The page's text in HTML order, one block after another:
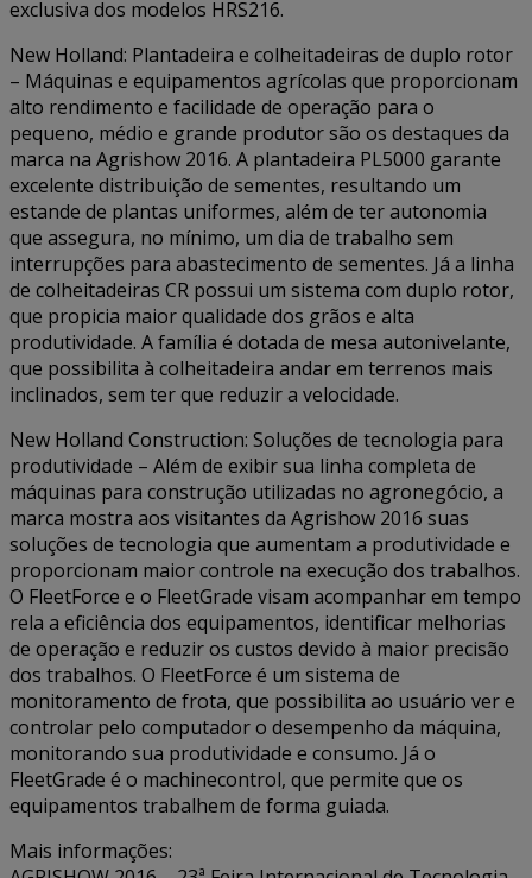
exclusiva dos modelos HRS216.
New Holland: Plantadeira e colheitadeiras de duplo rotor
– Máquinas e equipamentos agrícolas que proporcionam
alto rendimento e facilidade de operação para o
pequeno, médio e grande produtor são os destaques da
marca na Agrishow 2016. A plantadeira PL5000 garante
excelente distribuição de sementes, resultando um
estande de plantas uniformes, além de ter autonomia
que assegura, no mínimo, um dia de trabalho sem
interrupções para abastecimento de sementes. Já a linha
de colheitadeiras CR possui um sistema com duplo rotor,
que propicia maior qualidade dos grãos e alta
produtividade. A família é dotada de mesa autonivelante,
que possibilita à colheitadeira andar em terrenos mais
inclinados, sem ter que reduzir a velocidade.
New Holland Construction: Soluções de tecnologia para
produtividade – Além de exibir sua linha completa de
máquinas para construção utilizadas no agronegócio, a
marca mostra aos visitantes da Agrishow 2016 suas
soluções de tecnologia que aumentam a produtividade e
proporcionam maior controle na execução dos trabalhos.
O FleetForce e o FleetGrade visam acompanhar em tempo
rela a eficiência dos equipamentos, identificar melhorias
de operação e reduzir os custos devido à maior precisão
dos trabalhos. O FleetForce é um sistema de
monitoramento de frota, que possibilita ao usuário ver e
controlar pelo computador o desempenho da máquina,
monitorando sua produtividade e consumo. Já o
FleetGrade é o machinecontrol, que permite que os
equipamentos trabalhem de forma guiada.
Mais informações: